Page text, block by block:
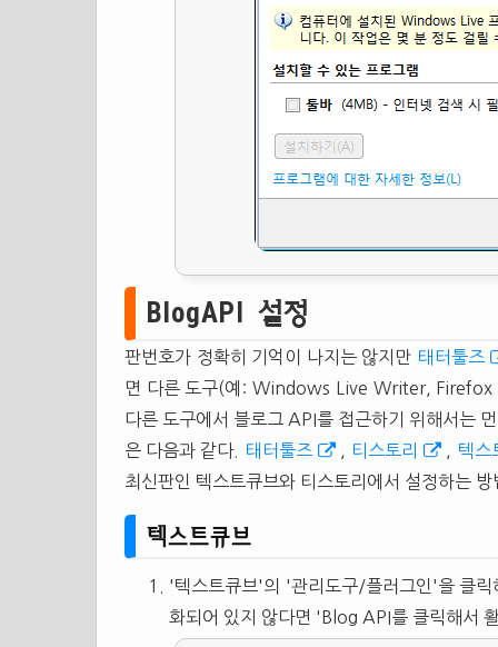
BlogAPI 설정
판번호가 정확히 기억이 나지는 않지만 태터툴즈
면 다른 도구(예: Windows Live Writer, Firefox
다른 도구에서 블로그 API를 접근하기 위해서는
은 다음과 같다.
태터툴즈 티스토리
텍스
최신판인 텍스트큐브와 티스토리에서 설정하는
텍스트큐브
'텍스트큐브'의 '관리도구/플러그인'을 클
화되어 있지 않다면 'Blog API를 클릭해서